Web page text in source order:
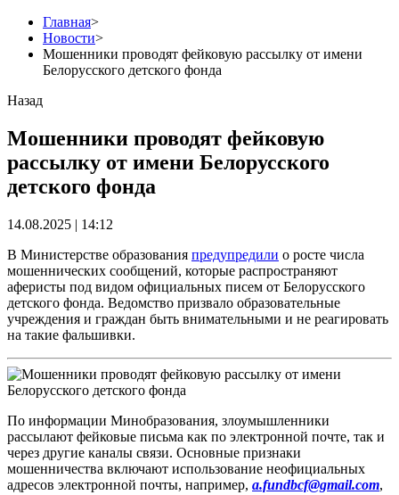
Главная>
Новости>
Мошенники проводят фейковую рассылку от имени
Белорусского детского фонда
Назад
Мошенники проводят фейковую
рассылку от имени Белорусского
детского фонда
14.08.2025 | 14:12
В Министерстве образования предупредили о росте числа
мошеннических сообщений, которые распространяют
аферисты под видом официальных писем от Белорусского
детского фонда. Ведомство призвало образовательные
учреждения и граждан быть внимательными и не реагировать
на такие фальшивки.
По информации Минобразования, злоумышленники
рассылают фейковые письма как по электронной почте, так и
через другие каналы связи. Основные признаки
мошенничества включают использование неофициальных
адресов электронной почты, например, a.fundbcf@gmail.com,